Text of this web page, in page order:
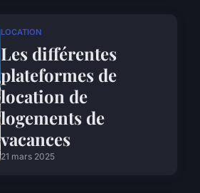
LOCATION
Les différentes
plateformes de
location de
logements de
vacances
21 mars 2025